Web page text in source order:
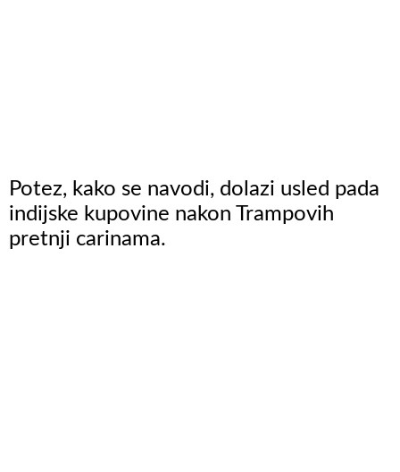
Potez, kako se navodi, dolazi usled pada
indijske kupovine nakon Trampovih
pretnji carinama.